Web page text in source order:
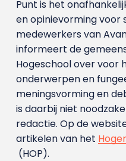
Punt is het
en opinievorming voor
medewerkers van
informeert de
Hogeschool over voor
onderwerpen en
meningsvorming en
is daarbij niet
redactie. Op de
artikelen van het
(HOP).